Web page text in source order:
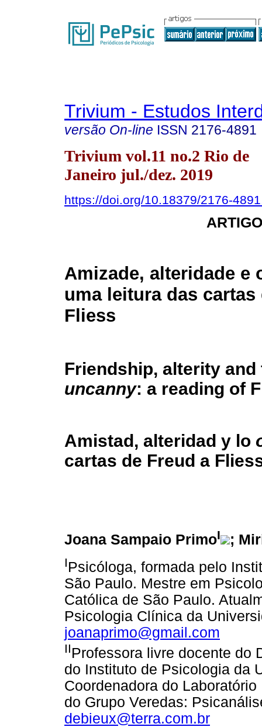
Trivium - Estudos
versão On-line ISSN 2176-4891
Trivium vol.11 no.2 Rio de
Janeiro jul./dez. 2019
https://doi.org/10.18379/2176-
Amizade, alteridade e
uma leitura das cartas
Fliess
Friendship, alterity and
uncanny: a reading of
Amistad, alteridad y lo
cartas de Freud a
Joana Sampaio PrimoI ;
IPsicóloga, formada pelo
São Paulo. Mestre em
Católica de São Paulo.
Psicologia Clínica da
joanaprimo@gmail.com
IIProfessora livre docente do
do Instituto de Psicologia da
Coordenadora do
do Grupo Veredas:
debieux@terra.com.br